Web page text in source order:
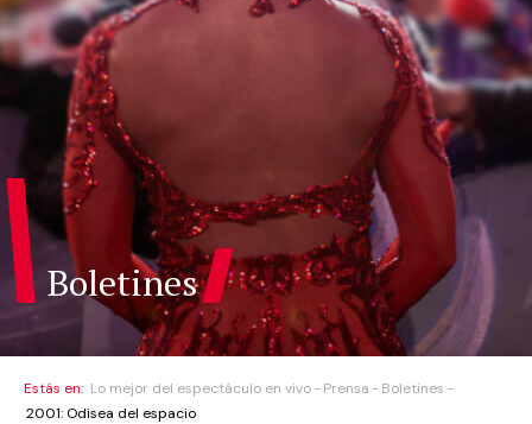
Boletines
Estás en: Lo mejor del espectáculo en vivo Prensa
Boletines
2001: Odisea del espacio